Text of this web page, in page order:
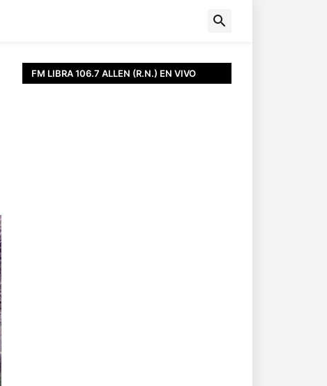
FM LIBRA 106.7 ALLEN (R.N.) EN VIVO